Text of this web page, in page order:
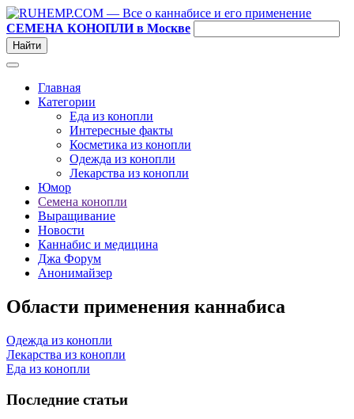
СЕМЕНА КОНОПЛИ в Москве
Главная
Категории
Еда из конопли
Интересные факты
Косметика из конопли
Одежда из конопли
Лекарства из конопли
Юмор
Семена конопли
Выращивание
Новости
Каннабис и медицина
Джа Форум
Анонимайзер
Области применения каннабиса
Одежда из конопли
Лекарства из конопли
Еда из конопли
Последние статьи